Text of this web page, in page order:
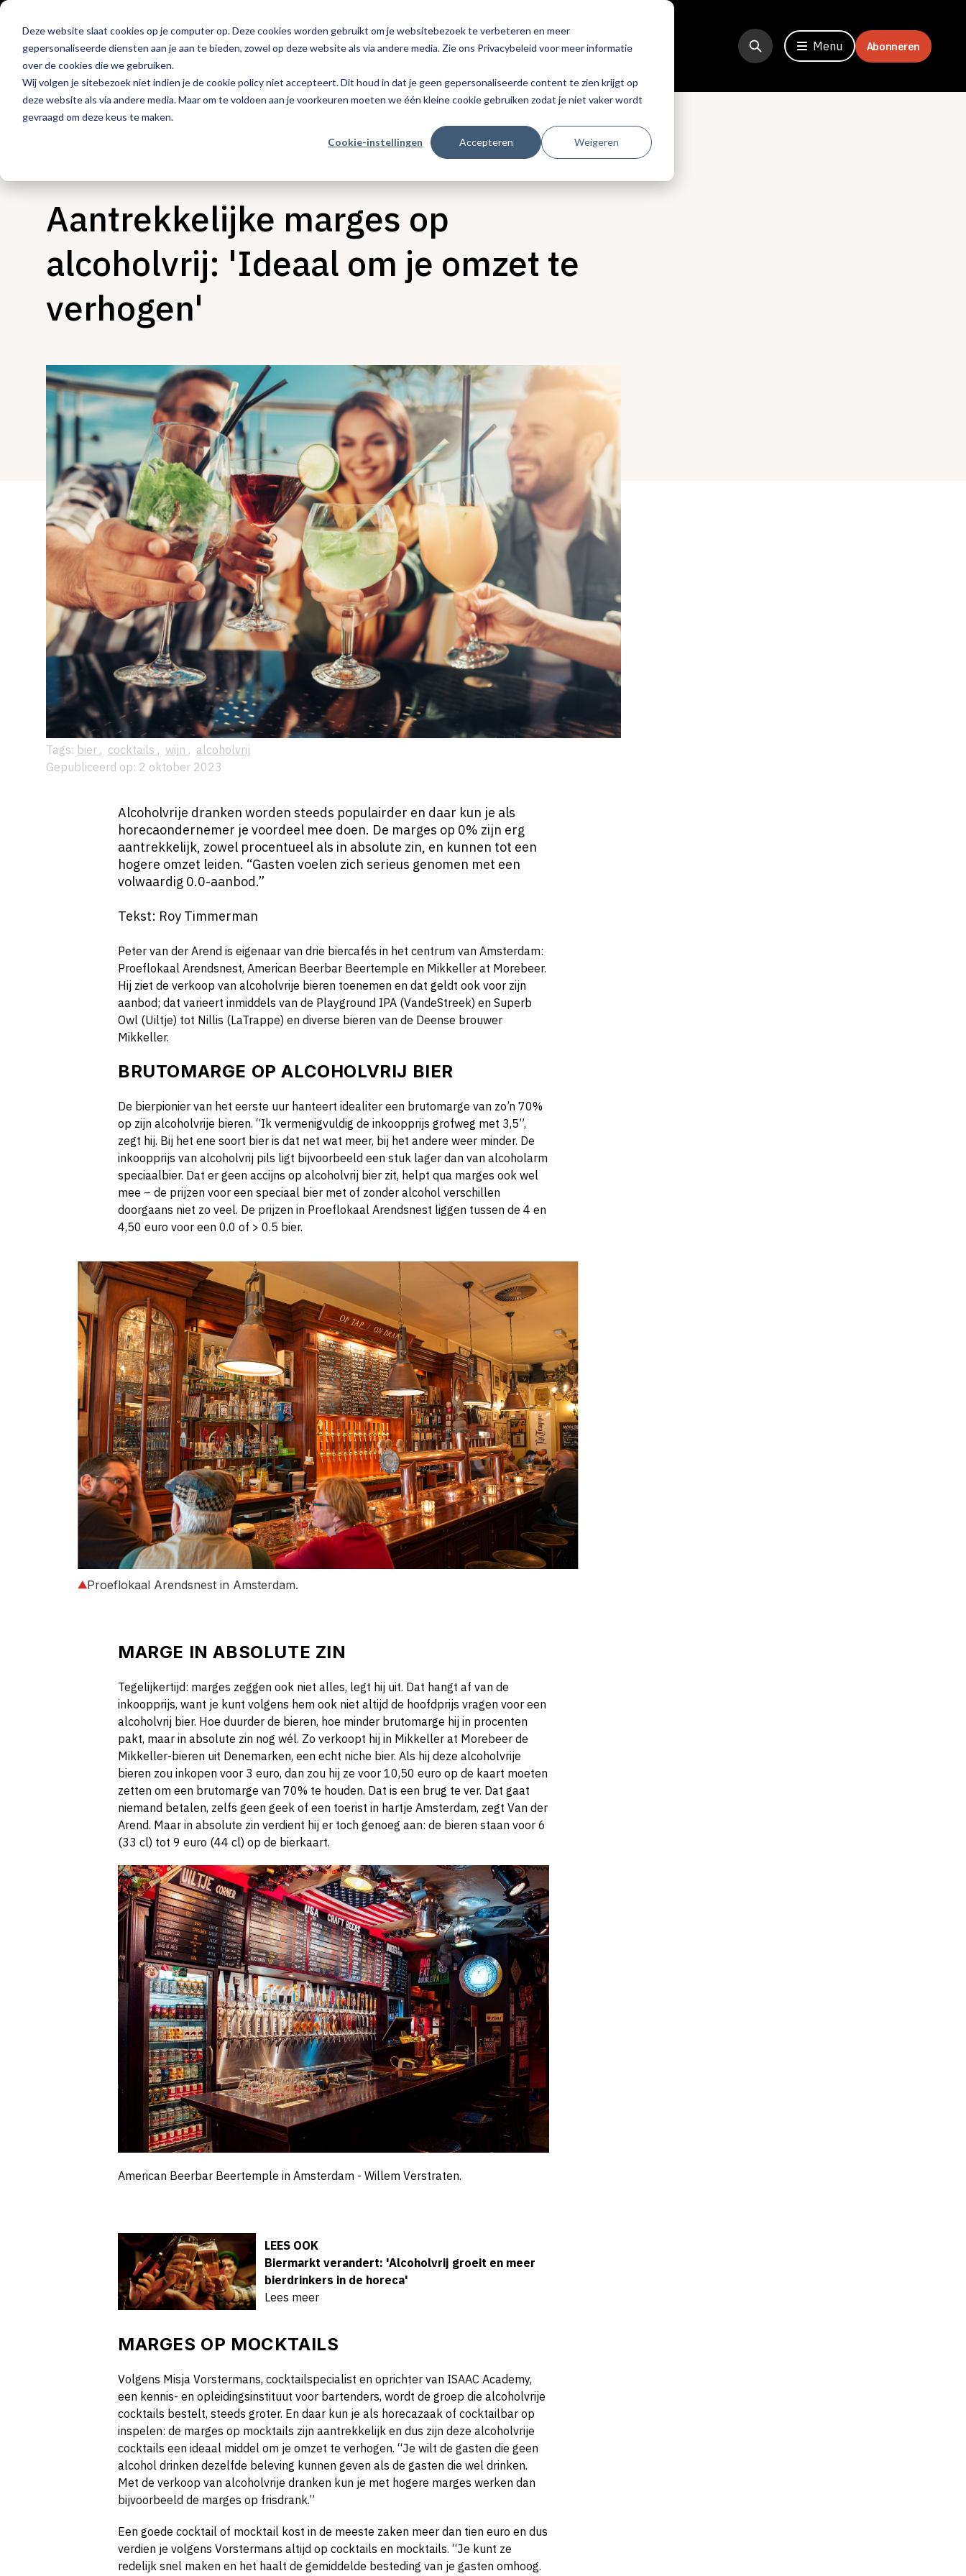
Deze website slaat cookies op je computer op. Deze cookies worden gebruikt om je websitebezoek te verbeteren en meer
gepersonaliseerde diensten aan je aan te bieden, zowel op deze website als via andere media. Zie ons Privacybeleid voor meer informatie
over de cookies die we gebruiken.
Wij volgen je sitebezoek niet indien je de cookie policy niet accepteert. Dit houd in dat je geen gepersonaliseerde content te zien krijgt op
deze website als via andere media. Maar om te voldoen aan je voorkeuren moeten we één kleine cookie gebruiken zodat je niet vaker wordt
gevraagd om deze keus te maken.
Cookie-instellingen Accepteren Weigeren
Hét platform voor
de horeca
Menu Abonneren
Aantrekkelijke marges op
alcoholvrij: 'Ideaal om je omzet te
verhogen'
Tags: bier , cocktails , wijn , alcoholvrij
Gepubliceerd op: 2 oktober 2023
Alcoholvrije dranken worden steeds populairder en daar kun je als
horecaondernemer je voordeel mee doen. De marges op 0% zijn erg
aantrekkelijk, zowel procentueel als in absolute zin, en kunnen tot een
hogere omzet leiden. “Gasten voelen zich serieus genomen met een
volwaardig 0.0-aanbod.”
Tekst: Roy Timmerman
Peter van der Arend is eigenaar van drie biercafés in het centrum van Amsterdam:
Proeflokaal Arendsnest, American Beerbar Beertemple en Mikkeller at Morebeer.
Hij ziet de verkoop van alcoholvrije bieren toenemen en dat geldt ook voor zijn
aanbod; dat varieert inmiddels van de Playground IPA (VandeStreek) en Superb
Owl (Uiltje) tot Nillis (LaTrappe) en diverse bieren van de Deense brouwer
Mikkeller.
BRUTOMARGE OP ALCOHOLVRIJ BIER
De bierpionier van het eerste uur hanteert idealiter een brutomarge van zo’n 70%
op zijn alcoholvrije bieren. “Ik vermenigvuldig de inkoopprijs grofweg met 3,5”,
zegt hij. Bij het ene soort bier is dat net wat meer, bij het andere weer minder. De
inkoopprijs van alcoholvrij pils ligt bijvoorbeeld een stuk lager dan van alcoholarm
speciaalbier. Dat er geen accijns op alcoholvrij bier zit, helpt qua marges ook wel
mee – de prijzen voor een speciaal bier met of zonder alcohol verschillen
doorgaans niet zo veel. De prijzen in Proeflokaal Arendsnest liggen tussen de 4 en
4,50 euro voor een 0.0 of > 0.5 bier.
Proeflokaal Arendsnest in Amsterdam.
MARGE IN ABSOLUTE ZIN
Tegelijkertijd: marges zeggen ook niet alles, legt hij uit. Dat hangt af van de
inkoopprijs, want je kunt volgens hem ook niet altijd de hoofdprijs vragen voor een
alcoholvrij bier. Hoe duurder de bieren, hoe minder brutomarge hij in procenten
pakt, maar in absolute zin nog wél. Zo verkoopt hij in Mikkeller at Morebeer de
Mikkeller-bieren uit Denemarken, een echt niche bier. Als hij deze alcoholvrije
bieren zou inkopen voor 3 euro, dan zou hij ze voor 10,50 euro op de kaart moeten
zetten om een brutomarge van 70% te houden. Dat is een brug te ver. Dat gaat
niemand betalen, zelfs geen geek of een toerist in hartje Amsterdam, zegt Van der
Arend. Maar in absolute zin verdient hij er toch genoeg aan: de bieren staan voor 6
(33 cl) tot 9 euro (44 cl) op de bierkaart.
American Beerbar Beertemple in Amsterdam - Willem Verstraten.
LEES OOK
Biermarkt verandert: 'Alcoholvrij groeit en meer
bierdrinkers in de horeca'
Lees meer
MARGES OP MOCKTAILS
Volgens Misja Vorstermans, cocktailspecialist en oprichter van ISAAC Academy,
een kennis- en opleidingsinstituut voor bartenders, wordt de groep die alcoholvrije
cocktails bestelt, steeds groter. En daar kun je als horecazaak of cocktailbar op
inspelen: de marges op mocktails zijn aantrekkelijk en dus zijn deze alcoholvrije
cocktails een ideaal middel om je omzet te verhogen. “Je wilt de gasten die geen
alcohol drinken dezelfde beleving kunnen geven als de gasten die wel drinken.
Met de verkoop van alcoholvrije dranken kun je met hogere marges werken dan
bijvoorbeeld de marges op frisdrank.”
Een goede cocktail of mocktail kost in de meeste zaken meer dan tien euro en dus
verdien je volgens Vorstermans altijd op cocktails en mocktails. “Je kunt ze
redelijk snel maken en het haalt de gemiddelde besteding van je gasten omhoog.